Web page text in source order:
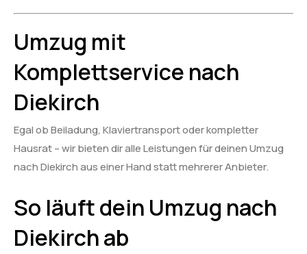
Umzug mit
Komplettservice nach
Diekirch
Egal ob Beiladung, Klaviertransport oder kompletter
Hausrat – wir bieten dir alle Leistungen für deinen Umzug
nach Diekirch aus einer Hand statt mehrerer Anbieter.
So läuft dein Umzug nach
Diekirch ab